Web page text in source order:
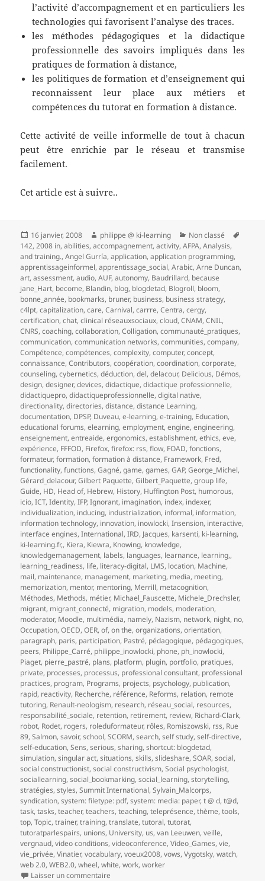
l’activité d’accompagnement et en particuliers les
technologies qui favorisent l’analyse des traces.
les méthodes pédagogiques et la didactique
professionnelle des savoirs impliqués dans les
pratiques de formation à distance,
les politiques de formation et d’enseignement qui
reconnaissent leur place aux métiers et
compétences du tutorat en formation à distance.
Cette activité de veille informelle de tout à chacun
peut être enrichie par le réseau et transmise
facilement.
Cet article est à suivre..
Publié
le
16 janvier, 2008 Auteur
philippe @ ki-learning Catégories
Non classé
142,2008 in,abilities,accompagnement,activity,AFPA,Analysis,
and training.,Angel Gurría,application,application programming,
apprentissageinformel,apprentissage_social,Arabic,Arne Duncan,
art,assessment,audio,AUF,autonomy, Baudrillard, because
jane_Hart, become, Blandin, blog, blogdetad, Blogroll, bloom,
bonne_année, bookmarks, bruner, business, business strategy,
c4lpt,capitalization,care,Carnival,carrre,Centra,cergy,
certification,chat,clinical réseauxsociaux,cloud,CNAM,CNIL,
CNRS,coaching,collaboration,Colligation,communauté_pratiques,
communication,communication networks,communities,company,
Compétence,compétences,complexity,computer,concept,
connaissance,Contributors,coopération,coordination,corporate,
counseling,cybernetics,déduction,del,delacour, Delicious, Démos,
design,designer,devices,didactique,didactique professionnelle,
didactiquepro,didactiqueprofessionnelle,digital native,
directionality,directories,distance,distance Learning,
documentation, DPSP, Duveau,e-learning,e-training, Education,
educational forums,elearning,employment,engine,engineering,
enseignement,entreaide,ergonomics,establishment,ethics,eve,
expérience, FFFOD, Firefox,firefox: rss,flow, FOAD,fonctions,
formateur,formation,formation à distance, Framework, Fred,
functionality,functions,Gagné,game,games,GAP,George_Michel,
Gérard_delacour,Gilbert Paquette,Gilbert_Paquette,group life,
Guide, HD, Head of, Hebrew, History, Huffington Post, humorous,
icio,ICT,Identity,IFP,Ignorant, imagination, index, indexer,
individualization, inducing, industrialization, informal, information,
information technology, innovation, inowlocki,Insension, interactive,
interface engines,International,IRD, Jacques, karsenti, ki-learning,
ki-learning.fr,, Kiera, Kiewra, Knowing, knowledge,
knowledgemanagement, labels, languages, learnance, learning,,
learning_readiness, life, literacy-digital, LMS, location, Machine,
mail, maintenance, management, marketing, media, meeting,
memorization, mentor, mentoring, Merrill, metacognition,
Méthodes, Methods, métier, Michael_Fauscette, Michele_Drechsler,
migrant, migrant_connecté, migration, models, moderation,
moderator, Moodle, multimédia, namely, Nazism, network, night, no,
Occupation,OECD,OER,of,on the,organizations,orientation,
paragraph, paris, participation, Pastré, pédagogique, pédagogiques,
peers, Philippe_Carré, philippe_inowlocki, phone, ph_inowlocki,
Piaget, pierre_pastré, plans, platform, plugin, portfolio, pratiques,
private, processes, processus, professional consultant, professional
practices, program, Programs, projects, psychology, publication,
rapid, reactivity, Recherche, référence, Reforms, relation, remote
tutoring, Renault-neologism, research, réseau_social, resources,
responsabilité_sociale, retention, retirement, review, Richard-Clark,
robot, Rodet, rogers, roleduformateur, rôles, Romiszowski, rss, Rue
89,Salmon,savoir,school,SCORM,search,self study,self-directive,
self-education,Sens,serious,sharing,shortcut: blogdetad,
simulation,singular act,situations,skills,slideshare,SOAR,social,
social constructionist,social constructivism,Social psychologist,
sociallearning,social_bookmarking,social_learning,storytelling,
stratégies,styles,Summit International,Sylvain_Malcorps,
syndication,system: filetype: pdf,system: media: paper,t @ d,t@d,
task,tasks,teacher,teachers,teaching,teleprésence,thème,tools,
top,Topic,trainer,training,translate,tutoral,tutorat,
tutoratparlespairs, unions, University, us,van Leeuwen,veille,
vergnaud,video conditions,videoconference,Video_Games,vie,
vie_privée,Vinatier,vocabulary,voeux2008,vows,Vygotsky,watch,
web 2.0,WEB2.0,wheel,white,work,worker
Laisser un commentaire